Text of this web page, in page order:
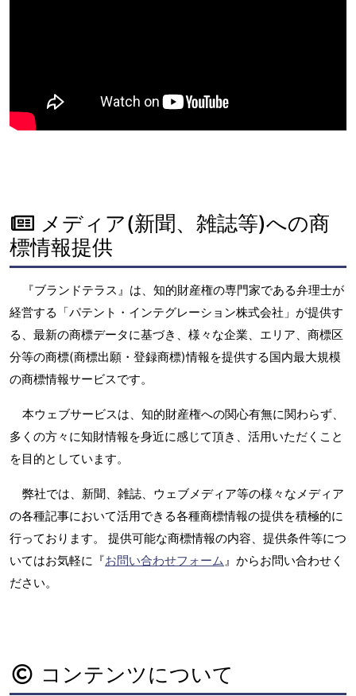
メディア(新聞、雑誌等)への商
標情報提供
『ブランドテラス』は、知的財産権の専門家である弁理士が
経営する「パテント・インテグレーション株式会社」が提供す
る、最新の商標データに基づき、様々な企業、エリア、商標区
分等の商標(商標出願・登録商標)情報を提供する国内最大規模
の商標情報サービスです。
本ウェブサービスは、知的財産権への関心有無に関わらず、
多くの方々に知財情報を身近に感じて頂き、活用いただくこと
を目的としています。
弊社では、新聞、雑誌、ウェブメディア等の様々なメディア
の各種記事において活用できる各種商標情報の提供を積極的に
行っております。 提供可能な商標情報の内容、提供条件等につ
いてはお気軽に『お問い合わせフォーム』からお問い合わせく
ださい。
コンテンツについて